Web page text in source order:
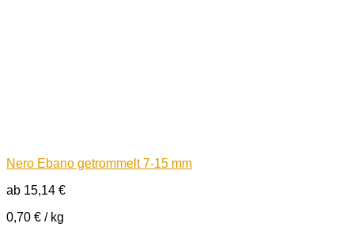
Nero Ebano getrommelt 7-15 mm
ab 15,14 €
0,70 € / kg